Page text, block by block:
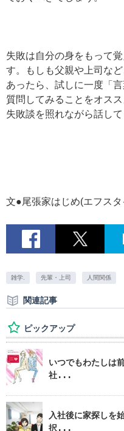
失敗は自分の身をもって
す。もしも父親や上司な
あったら、試しに一度「
質問してみることをオス
失敗談を照れながら話して
文●尾張家はじめ(エフスタ
雑学. 先輩・上司 人間関係
関連記事
ピックアップ
いつでもわたしは
社...
入社後に家探しを
択...